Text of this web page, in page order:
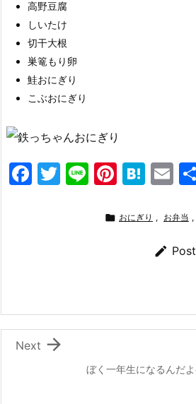
高野豆腐
しいたけ
切干大根
巣篭もり卵
鮭おにぎり
こぶおにぎり
F
o
k
T
Li Pi
er
H
e
a
E
ai
l
 おにぎり , お弁当 ,

ぼく一年生になるんだ

Next